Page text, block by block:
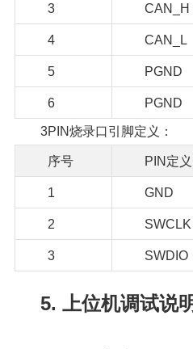
3 CAN_H
4 CAN_L
5 PGND
6 PGND
3PIN烧录口引脚定义：
序号 PIN定义
1 GND
2 SWCLK
3 SWDIO
5. 上位机调试说